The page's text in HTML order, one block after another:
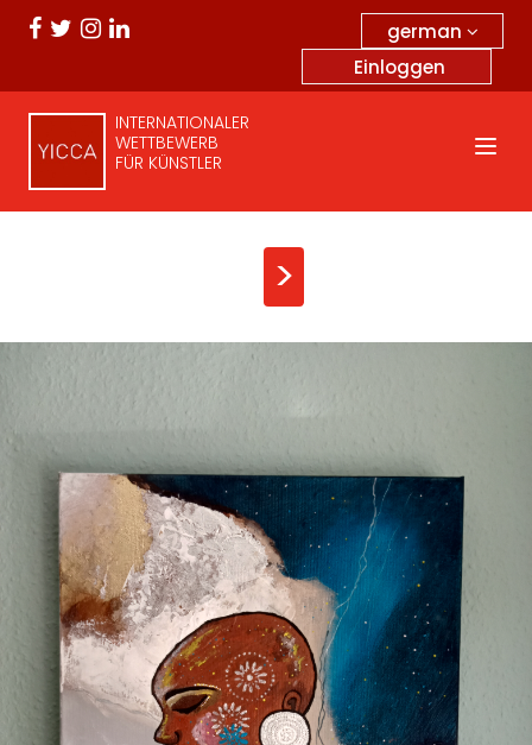
german
Einloggen
INTERNATIONALER
WETTBEWERB
FÜR KÜNSTLER
>